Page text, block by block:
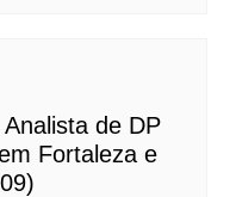
de DP
Fortaleza e